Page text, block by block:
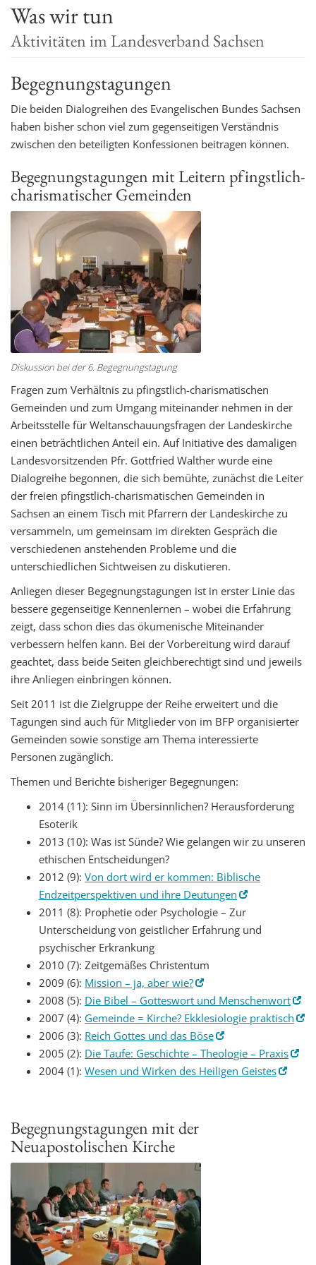
Was wir tun
Aktivitäten im Landesverband Sachsen
Begegnungstagungen
Die beiden Dialogreihen des Evangelischen Bundes Sachsen
haben bisher schon viel zum gegenseitigen Verständnis
zwischen den beteiligten Konfessionen beitragen können.
Begegnungstagungen mit Leitern pfingstlich-
charismatischer Gemeinden
Diskussion bei der 6. Begegnungstagung
Fragen zum Verhältnis zu pfingstlich-charismatischen
Gemeinden und zum Umgang miteinander nehmen in der
Arbeitsstelle für Weltanschauungsfragen der Landeskirche
einen beträchtlichen Anteil ein. Auf Initiative des damaligen
Landesvorsitzenden Pfr. Gottfried Walther wurde eine
Dialogreihe begonnen, die sich bemühte, zunächst die Leiter
der freien pfingstlich-charismatischen Gemeinden in
Sachsen an einem Tisch mit Pfarrern der Landeskirche zu
versammeln, um gemeinsam im direkten Gespräch die
verschiedenen anstehenden Probleme und die
unterschiedlichen Sichtweisen zu diskutieren.
Anliegen dieser Begegnungstagungen ist in erster Linie das
bessere gegenseitige Kennenlernen – wobei die Erfahrung
zeigt, dass schon dies das ökumenische Miteinander
verbessern helfen kann. Bei der Vorbereitung wird darauf
geachtet, dass beide Seiten gleichberechtigt sind und jeweils
ihre Anliegen einbringen können.
Seit 2011 ist die Zielgruppe der Reihe erweitert und die
Tagungen sind auch für Mitglieder von im BFP organisierter
Gemeinden sowie sonstige am Thema interessierte
Personen zugänglich.
Themen und Berichte bisheriger Begegnungen:
2014 (11): Sinn im Übersinnlichen? Herausforderung
Esoterik
2013 (10): Was ist Sünde? Wie gelangen wir zu unseren
ethischen Entscheidungen?
2012 (9): Von dort wird er kommen: Biblische
Endzeitperspektiven und ihre Deutungen
2011 (8): Prophetie oder Psychologie – Zur
Unterscheidung von geistlicher Erfahrung und
psychischer Erkrankung
2010 (7): Zeitgemäßes Christentum
2009 (6): Mission – ja, aber wie?
2008 (5): Die Bibel – Gotteswort und Menschenwort
2007 (4): Gemeinde = Kirche? Ekklesiologie praktisch
2006 (3): Reich Gottes und das Böse
2005 (2): Die Taufe: Geschichte – Theologie – Praxis
2004 (1): Wesen und Wirken des Heiligen Geistes
Begegnungstagungen mit der
Neuapostolischen Kirche